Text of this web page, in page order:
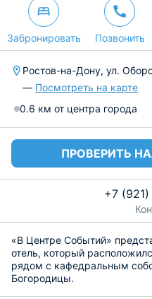
Забронировать Позвонить
Ростов-на-Дону, ул.
— Посмотреть на карте
0.6 км от центра города
ПРОВЕРИТЬ
+7
«В Центре Событий»
отель, который
рядом с кафедральным
Богородицы.